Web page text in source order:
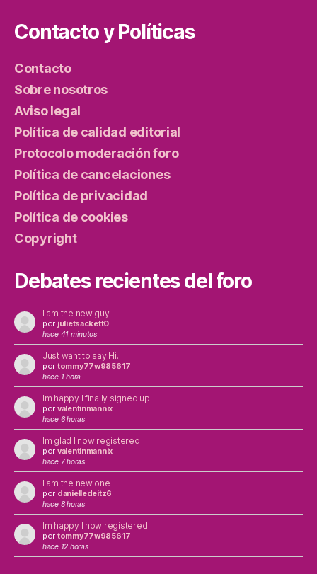
Contacto y Políticas
Contacto
Sobre nosotros
Aviso legal
Política de calidad editorial
Protocolo moderación foro
Política de cancelaciones
Política de privacidad
Política de cookies
Copyright
Debates recientes del foro
I am the new guy
por julietsackett0
hace 41 minutos
Just want to say Hi.
por tommy77w985617
hace 1 hora
Im happy I finally signed up
por valentinmannix
hace 6 horas
Im glad I now registered
por valentinmannix
hace 7 horas
I am the new one
por danielledeitz6
hace 8 horas
Im happy I now registered
por tommy77w985617
hace 12 horas